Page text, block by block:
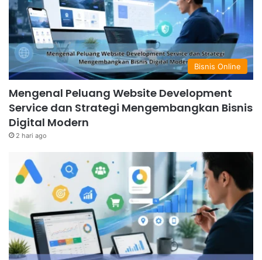
Bisnis Online
Mengenal Peluang Website Development
Service dan Strategi Mengembangkan Bisnis
Digital Modern
2 hari ago